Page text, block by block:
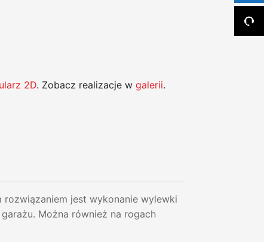
2D. Zobacz realizacje w galerii.
rozwiązaniem jest wykonanie wylewki
Można również na rogach